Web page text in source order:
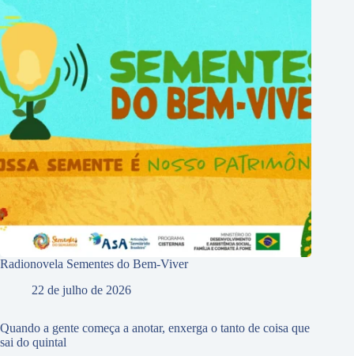
Radionovela Sementes do Bem-Viver
22 de julho de 2026
Quando a gente começa a anotar, enxerga o tanto de coisa que
sai do quintal